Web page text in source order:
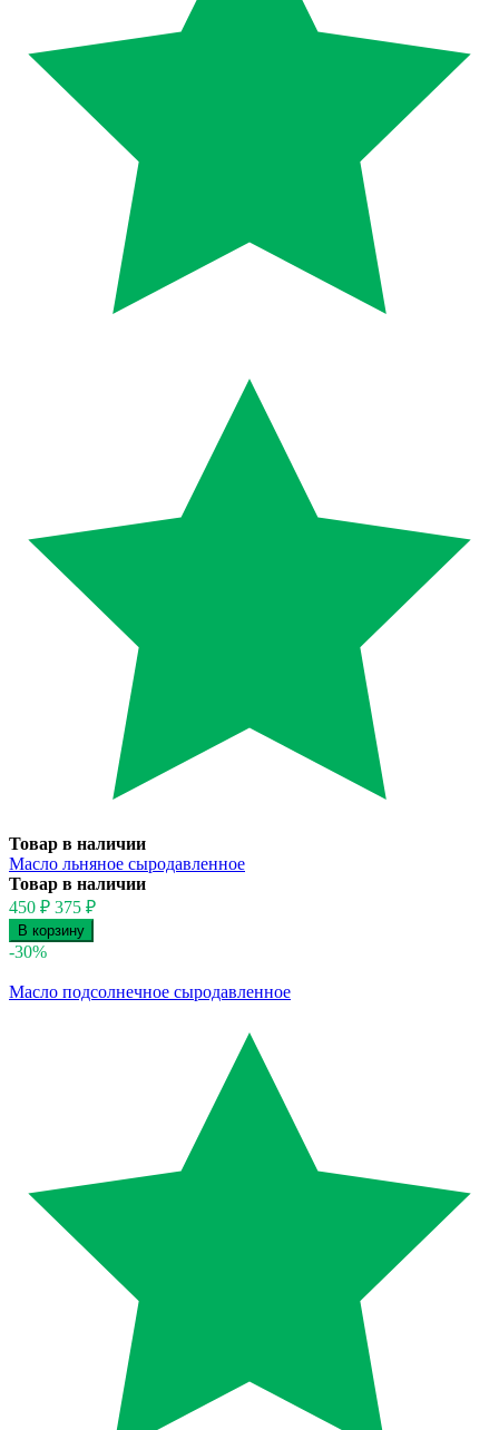
Товар в наличии
Масло льняное сыродавленное
Товар в наличии
450 ₽ 375 ₽
-30%
Масло подсолнечное сыродавленное